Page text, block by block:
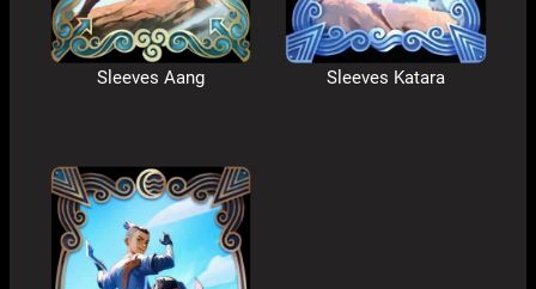
Sleeves Aang Sleeves Katara